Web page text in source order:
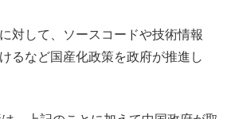
対して、ソースコードや技術情報
るなど国産化政策を政府が推進し